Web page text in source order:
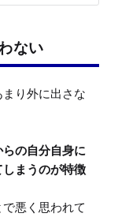
ない
り外に出さな
らの自分自身に
まうのが特徴
悪く思われて